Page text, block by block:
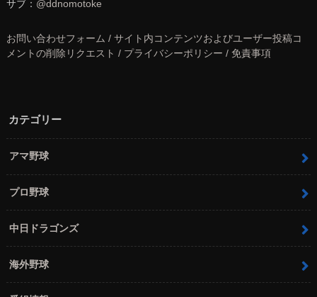
サブ： @ddnomotoke
お問い合わせフォーム / サイト内コンテンツおよびユーザー投稿コ
メントの削除リクエスト / プライバシーポリシー / 免責事項
カテゴリー
アマ野球
プロ野球
中日ドラゴンズ
海外野球